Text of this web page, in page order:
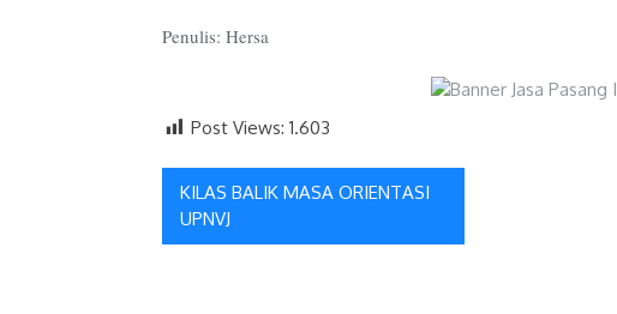
Penulis: Hersa
Post Views: 1.603
Navigasi
pos
KILAS BALIK MASA ORIENTASI
UPNVJ